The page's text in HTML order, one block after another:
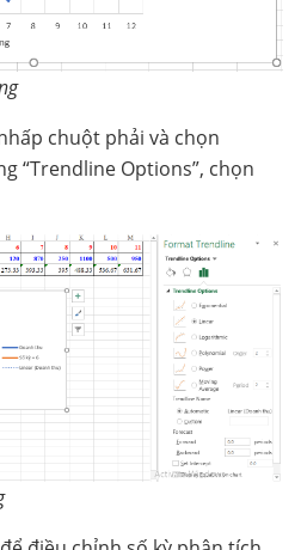
chuột phải và chọn
“Trendline Options”, chọn